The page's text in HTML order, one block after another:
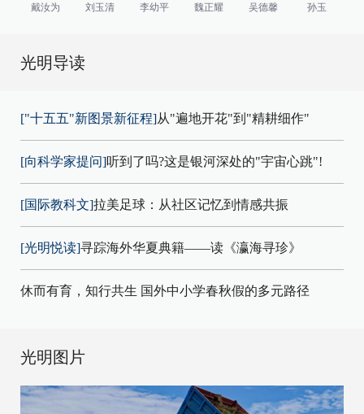
戴汝为
刘玉清 李幼平 魏正耀 吴德馨 孙玉
光明导读
["十五五"新图景新征程]从"遍地开花"到"精耕细作"
[向科学家提问]听到了吗?这是银河深处的"宇宙心跳"!
[国际教科文]拉美足球：从社区记忆到情感共振
[光明悦读]寻踪海外华夏典籍——读《瀛海寻珍》
休而有育，知行共生 国外中小学春秋假的多元路径
光明图片